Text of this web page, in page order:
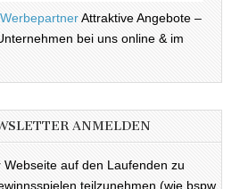
Attraktive Angebote –
bei uns online & im
ANMELDEN
auf den Laufenden zu
teilzunehmen (wie bspw.